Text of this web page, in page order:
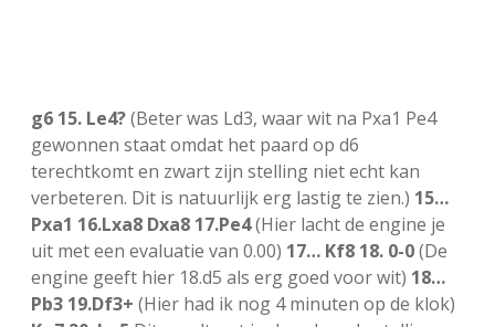
g6 15. Le4?(Beter was Ld3, waar wit na Pxa1 Pe4
gewonnen staat omdat het paard op d6
terechtkomt en zwart zijn stelling niet echt kan
verbeteren. Dit is natuurlijk erg lastig te zien.) 15…
Pxa1 16.Lxa8 Dxa8 17.Pe4(Hier lacht de engine je
uit met een evaluatie van 0.00) 17… Kf8 18. 0-0(De
engine geeft hier 18.d5 als erg goed voor wit) 18…
Pb3 19.Df3+ (Hier had ik nog 4 minuten op de klok)